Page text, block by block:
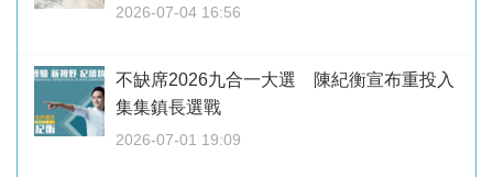
2026-07-04 16:56
不缺席2026九合一大選 陳紀衡宣布重投入
集集鎮長選戰
2026-07-01 19:09